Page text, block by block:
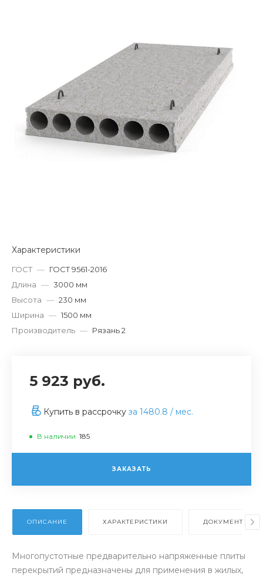
Характеристики
ГОСТ — ГОСТ 9561-2016
Длина — 3000 мм
Высота — 230 мм
Ширина — 1500 мм
Производитель — Рязань 2
5 923 руб.
Купить в рассрочку за 1480.8 / мес.
В наличии 185
ЗАКАЗАТЬ
ОПИСАНИЕ ХАРАКТЕРИСТИКИ ДОКУМЕНТЫ
Многопустотные предварительно напряженные плиты
перекрытий предназначены для применения в жилых,